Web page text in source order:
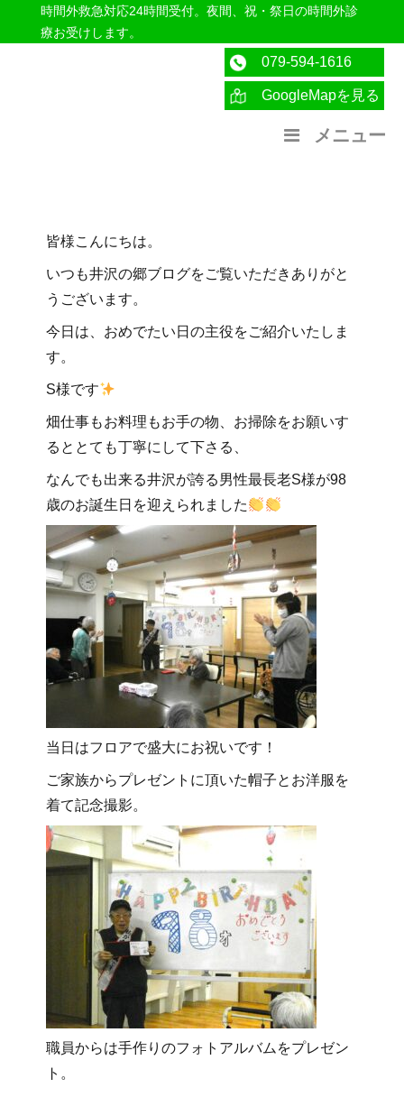
時間外救急対応24時間受付。夜間、祝・祭日の時間外診
療お受けします。
医療法人社団紀洋会 公式サイト
079-594-1616
GoogleMapを見る
メニュー
皆様こんにちは。
いつも井沢の郷ブログをご覧いただきありがと
うございます。
今日は、おめでたい日の主役をご紹介いたしま
す。
S様です
畑仕事もお料理もお手の物、 お掃除をお願いす
るととても丁寧にして下さる、
なんでも出来る井沢が誇る男性最長老S様が98
歳のお誕生日を迎えられました
当日はフロアで盛大にお祝いです！
ご家族からプレゼントに頂いた帽子とお洋服を
着て記念撮影。
職員からは手作りのフォトアルバムをプレゼン
ト。